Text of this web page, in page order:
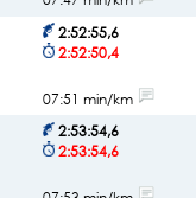
2:52:55,6
2:52:50,4
07:51 min/km
2:53:54,6
2:53:54,6